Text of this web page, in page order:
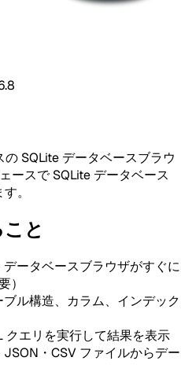
SQLite データベースブラウ
ースで SQLite データベース
。
と
ータベースブラウザがすぐに
）
ル構造、カラム、インデック
クエリを実行して結果を表示
・CSV ファイルからデー